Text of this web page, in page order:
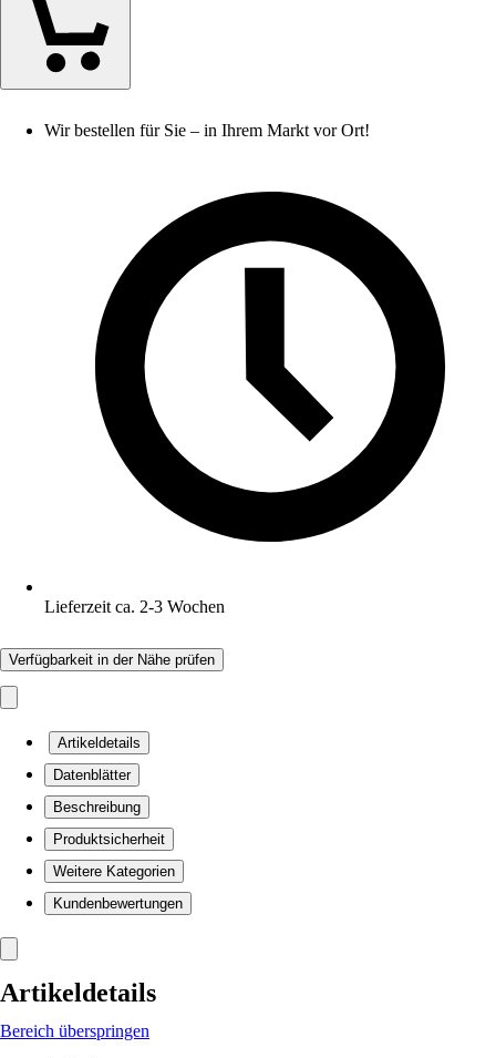
Wir bestellen für Sie – in Ihrem Markt vor Ort!
Lieferzeit ca. 2-3 Wochen
Verfügbarkeit in der Nähe prüfen
Artikeldetails
Datenblätter
Beschreibung
Produktsicherheit
Weitere Kategorien
Kundenbewertungen
Artikeldetails
Bereich überspringen